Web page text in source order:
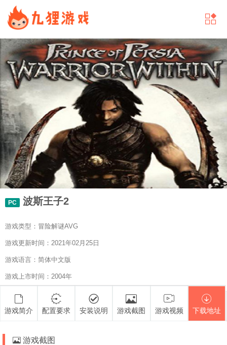
PC 波斯王子2
游戏类型：冒险解谜AVG
游戏更新时间：2021年02月25日
游戏语言：简体中文版
游戏上市时间：2004年
游戏简介 配置要求 安装说明 游戏截图 游戏视频 下载地址
游戏截图